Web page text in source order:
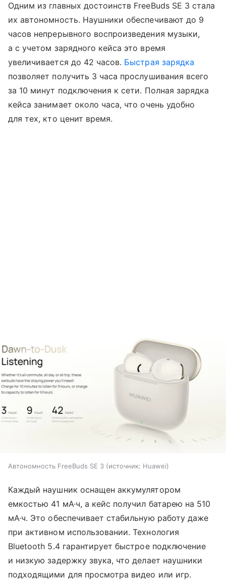
Одним из главных достоинств FreeBuds SE 3 стала
их автономность. Наушники обеспечивают до 9
часов непрерывного воспроизведения музыки,
а с учетом зарядного кейса это время
увеличивается до 42 часов. Быстрая зарядка
позволяет получить 3 часа прослушивания всего
за 10 минут подключения к сети. Полная зарядка
кейса занимает около часа, что очень удобно
для тех, кто ценит время.
Автономность FreeBuds SE 3 источник: Huawei
Каждый наушник оснащен аккумулятором
емкостью 41 мА·ч, а кейс получил батарею на 510
мА·ч. Это обеспечивает стабильную работу даже
при активном использовании. Технология
Bluetooth 5.4 гарантирует быстрое подключение
и низкую задержку звука, что делает наушники
подходящими для просмотра видео или игр.